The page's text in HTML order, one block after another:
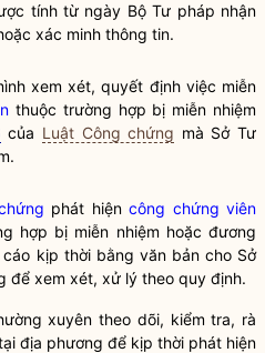
tính từ ngày Bộ Tư pháp nhận
xác minh thông tin.
xem xét, quyết định việc miễn
thuộc trường hợp bị miễn nhiệm
của Luật Công chứng mà Sở Tư
phát hiệncông chứng viên
hợp bị miễn nhiệm hoặc đương
kịp thời bằng văn bản cho Sở
để xem xét, xử lý theo quy định.
xuyên theo dõi, kiểm tra, rà
địa phương để kịp thời phát hiện